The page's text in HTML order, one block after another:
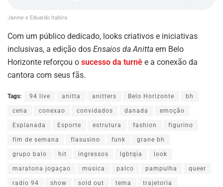
Janine e Eduardo Itabira
Com um público dedicado, looks criativos e iniciativas
inclusivas, a edição dos Ensaios da Anitta em Belo
Horizonte reforçou o sucesso da turnê e a conexão da
cantora com seus fãs.
Tags: 94 live anitta anitters Belo Horizonte bh
cena conexao convidados danada emoção
Esplanada Esporte estrutura fashion figurino
fim de semana flasusino funk grane bh
grupo balo hit ingressos lgbtqia look
maratona jogaçao musica palco pampulha queer
radio 94 show sold out tema trajetoria